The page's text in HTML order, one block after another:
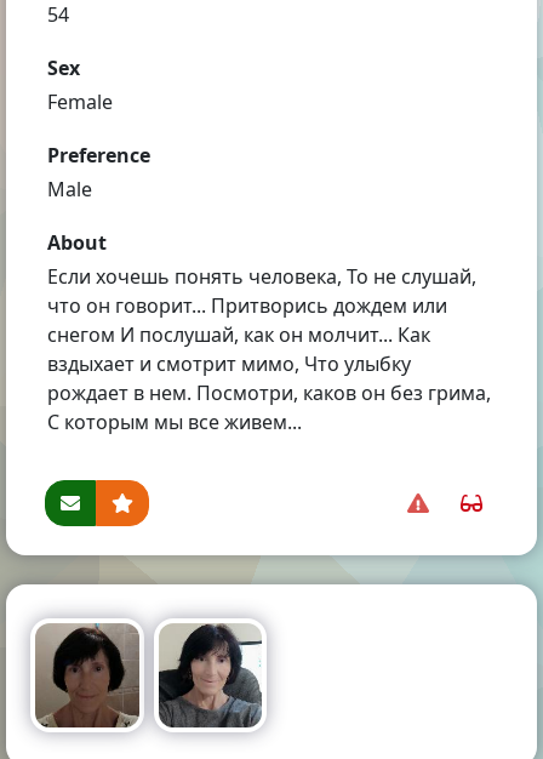
54
Sex
Female
Preference
Male
About
Если хочешь понять человека, То не слушай,
что он говорит... Притворись дождем или
снегом И послушай, как он молчит... Как
вздыхает и смотрит мимо, Что улыбку
рождает в нем. Посмотри, каков он без грима,
С которым мы все живем...